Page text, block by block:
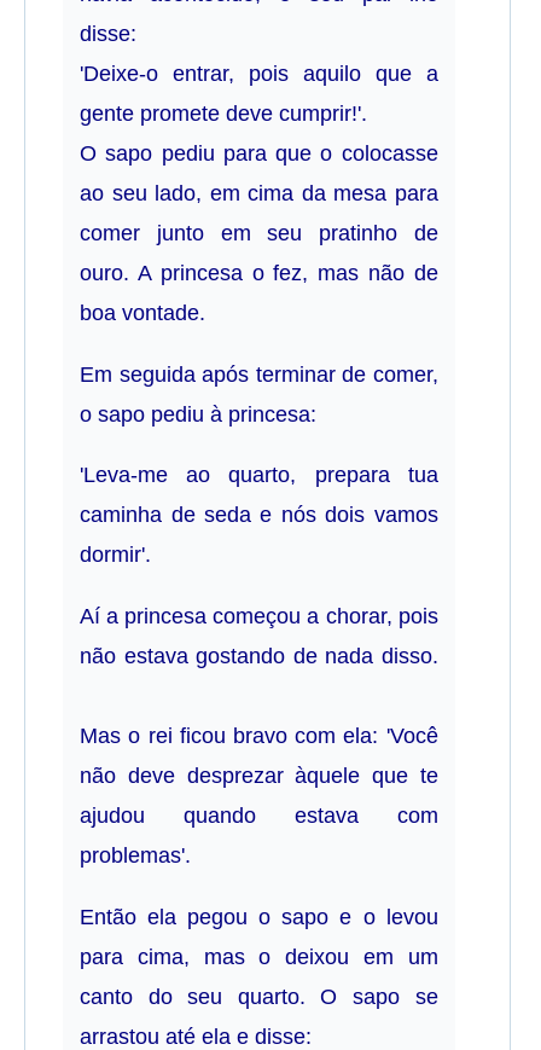
disse:
'Deixe-o entrar, pois aquilo que a
gente promete deve cumprir!'.
O sapo pediu para que o colocasse
ao seu lado, em cima da mesa para
comer junto em seu pratinho de
ouro. A princesa o fez, mas não de
boa vontade.
Em seguida após terminar de comer,
o sapo pediu à princesa:
'Leva-me ao quarto, prepara tua
caminha de seda e nós dois vamos
dormir'.
Aí a princesa começou a chorar, pois
não estava gostando de nada disso.
Mas o rei ficou bravo com ela: 'Você
não deve desprezar àquele que te
ajudou quando estava com
problemas'.
Então ela pegou o sapo e o levou
para cima, mas o deixou em um
canto do seu quarto. O sapo se
arrastou até ela e disse: